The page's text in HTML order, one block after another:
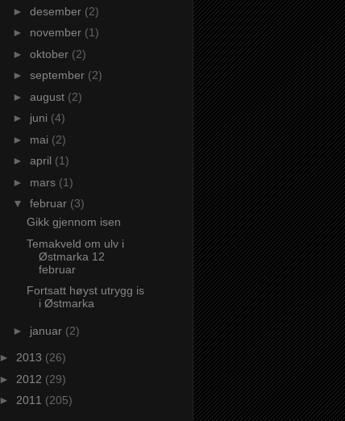
► desember (2)
► november (1)
► oktober (2)
► september (2)
► august (2)
► juni (4)
► mai (2)
► april (1)
► mars (1)
▼ februar (3)
Gikk gjennom isen
Temakveld om ulv i
Østmarka 12
februar
Fortsatt høyst utrygg is
i Østmarka
► januar (2)
► 2013 (26)
► 2012 (29)
► 2011 (205)